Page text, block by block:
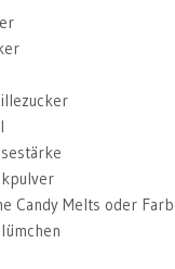
Candy Melts oder